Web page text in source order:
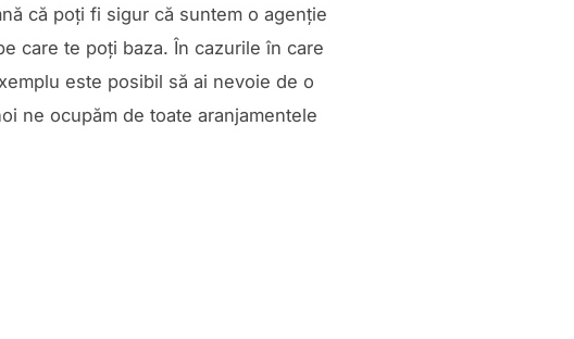
că poți fi sigur că suntem o agenție
care te poți baza. În cazurile în care
este posibil să ai nevoie de o
ne ocupăm de toate aranjamentele